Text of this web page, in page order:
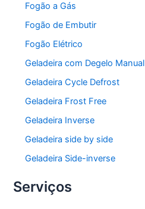
Fogão a Gás
Fogão de Embutir
Fogão Elétrico
Geladeira com Degelo Manual
Geladeira Cycle Defrost
Geladeira Frost Free
Geladeira Inverse
Geladeira side by side
Geladeira Side-inverse
Serviços